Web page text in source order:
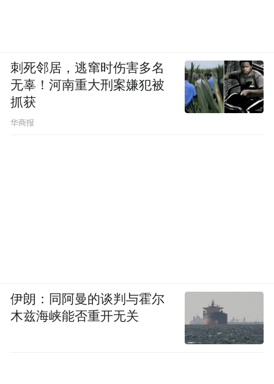
刺死邻居，逃窜时伤害多名
无辜！河南重大刑案嫌犯被
抓获
华商报
伊朗：同阿曼的谈判与霍尔
木兹海峡能否重开无关